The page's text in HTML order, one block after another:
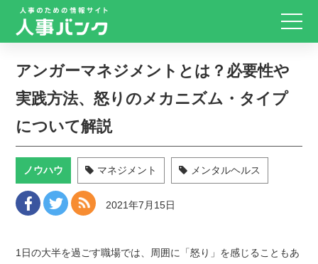
アンガーマネジメントとは？必要性や
実践方法、怒りのメカニズム・タイプ
について解説
ノウハウ マネジメント メンタルヘルス
2021年7月15日
1日の大半を過ごす職場では、周囲に「怒り」を感じることもあ